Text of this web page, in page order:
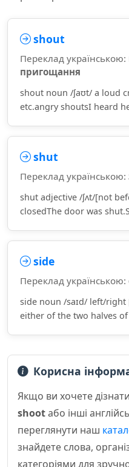
shout
Переклад українською:
пригощання
shout noun /ʃaʊt/ a loud
etc.angry shoutsI heard
shut
Переклад українською:
shut adjective /ʃʌt/[not
closedThe door was
side
Переклад українською:
side noun /saɪd/ left/
either of the two halves of
Корисна
Якщо ви хочете
shootабо інші
переглянути наш
знайдете слова,
категоріями для